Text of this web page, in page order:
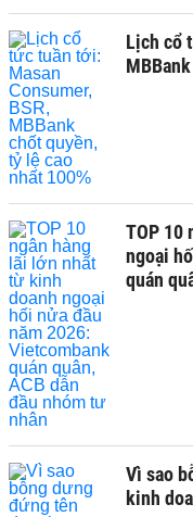
Lịch cổ
TOP 10
ngoại
quán
Vì sao
kinh